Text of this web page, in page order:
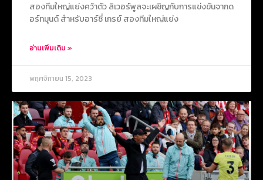
สองทีมใหญ่แย่งคว้าตัว ลิเวอร์พูลจะเผชิญกับการแข่งขันจากด
อร์ทมุนด์ สำหรับอาร์ชี่ เกรย์ สองทีมใหญ่แย่ง
อ่านเพิ่มเติม »
พฤศจิกายน 15, 2023